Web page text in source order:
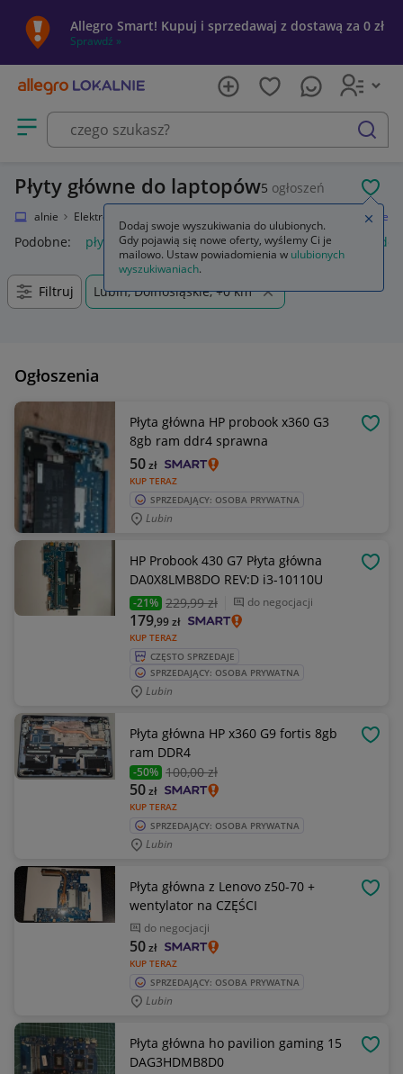
Allegro Smart! Kupuj i sprzedawaj z dostawą za 0 zł
Sprawdź »
Otwórz menu z kategoriami
szukaj
Płyty główne do laptopów5 ogłoszeń
Lokalnie Elektronika Płyty główne
Podobne: płyty główne dystans do płyty głównej śrubki do
Filtruj Lubin, Dolnośląskie, +0 km
Ogłoszenia
Płyta główna HP probook x360 G3
8gb ram ddr4 sprawna
KUP TERAZ
50zł
SPRZEDAJĄCY: OSOBA PRYWATNA
Lubin
HP Probook 430 G7 Płyta główna
DA0X8LMB8DO REV:D i3-10110U
-21% 229,99 zł do negocjacji
KUP TERAZ
179,99zł
CZĘSTO SPRZEDAJE
SPRZEDAJĄCY: OSOBA PRYWATNA
Lubin
Płyta główna HP x360 G9 fortis 8gb
ram DDR4
-50% 100,00 zł
KUP TERAZ
50zł
SPRZEDAJĄCY: OSOBA PRYWATNA
Lubin
Płyta główna z Lenovo z50-70 +
wentylator na CZĘŚCI
do negocjacji
KUP TERAZ
50zł
SPRZEDAJĄCY: OSOBA PRYWATNA
Lubin
Płyta główna ho pavilion gaming 15
DAG3HDMB8D0
Dodaj swoje wyszukiwania do ulubionych.
Gdy pojawią się nowe oferty, wyślemy Ci je
mailowo. Ustaw powiadomienia w ulubionych
wyszukiwaniach.